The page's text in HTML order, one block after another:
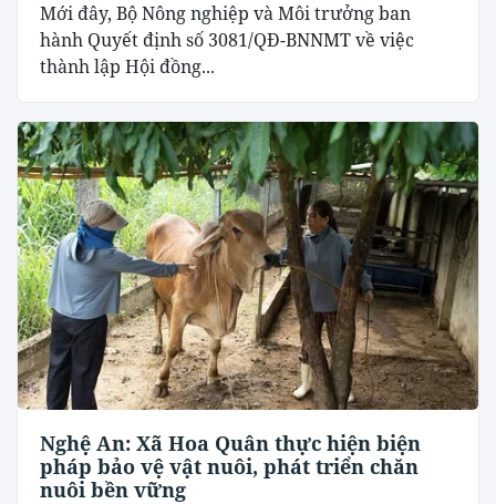
Mới đây, Bộ Nông nghiệp và Môi trưởng ban
hành Quyết định số 3081/QĐ-BNNMT về việc
thành lập Hội đồng...
Nghệ An: Xã Hoa Quân thực hiện biện
pháp bảo vệ vật nuôi, phát triển chăn
nuôi bền vững